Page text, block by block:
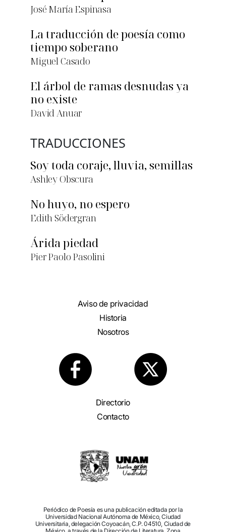
José María Espinasa
La traducción de poesía como
tiempo soberano
Miguel Casado
El árbol de ramas desnudas ya
no existe
David Anuar
TRADUCCIONES
Soy toda coraje, lluvia, semillas
Ashley Obscura
No huyo, no espero
Edith Södergran
Árida piedad
Pier Paolo Pasolini
Aviso de privacidad
Historia
Nosotros
Directorio
Contacto
Periódico de Poesía es una publicación editada por la
Universidad Nacional Autónoma de México, Ciudad
Universitaria, delegación Coyoacán, C.P. 04510, Ciudad de